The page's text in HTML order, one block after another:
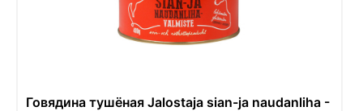
Говядина тушёная Jalostaja sian-ja naudanliha -